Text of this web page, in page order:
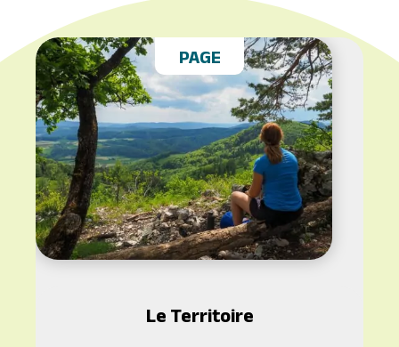
Le Territoire
PAGE